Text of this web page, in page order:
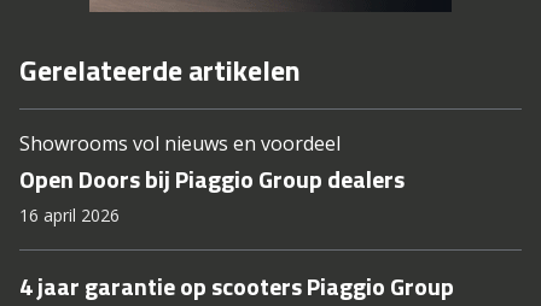
Gerelateerde artikelen
Showrooms vol nieuws en voordeel
Open Doors bij Piaggio Group dealers
16 april 2026
4 jaar garantie op scooters Piaggio Group